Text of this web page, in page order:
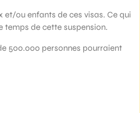
et/ou enfants de ces visas. Ce qui
de cette suspension.
500.000 personnes pourraient